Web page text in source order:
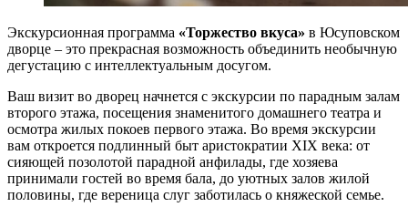
Экскурсионная программа «Торжество вкуса» в Юсуповском
дворце – это прекрасная возможность объединить необычную
дегустацию с интеллектуальным досугом.
Ваш визит во дворец начнется с экскурсии по парадным залам
второго этажа, посещения знаменитого домашнего театра и
осмотра жилых покоев первого этажа. Во время экскурсии
вам откроется подлинный быт аристократии XIX века: от
сияющей позолотой парадной анфилады, где хозяева
принимали гостей во время бала, до уютных залов жилой
половины, где вереница слуг заботилась о княжеской семье.